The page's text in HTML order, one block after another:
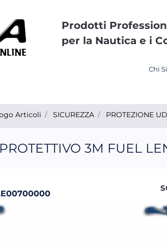
Prodotti
per la Nautica e i
Chi
Articoli SICUREZZA PROTEZIONE
3M FUEL